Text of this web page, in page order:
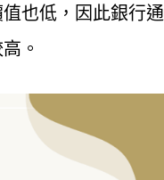
也低，因此銀行通
。